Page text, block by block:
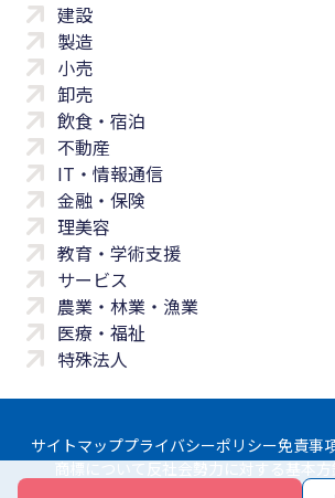
建設
製造
小売
卸売
飲食・宿泊
不動産
IT・情報通信
金融・保険
理美容
教育・学術支援
サービス
農業・林業・漁業
医療・福祉
特殊法人
サイトマッププライバシーポリシー免責事
商標について 反社会勢力に対する基本方